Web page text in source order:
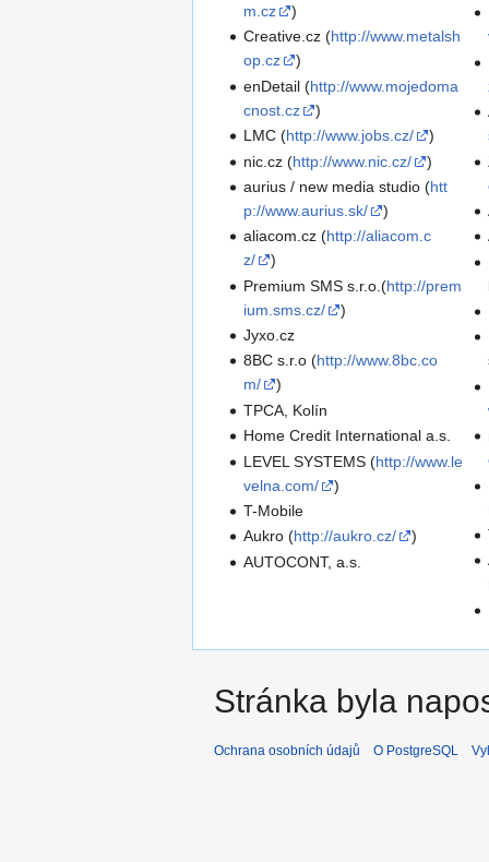
m.cz
)
Creative.cz (http://www.metalsh
op.cz
)
enDetail (http://www.mojedoma
cnost.cz
)
LMC (http://www.jobs.cz/
)
nic.cz (http://www.nic.cz/
)
aurius / new media studio (htt
p://www.aurius.sk/
)
aliacom.cz (http://aliacom.c
z/
)
Premium SMS s.r.o.(http://prem
ium.sms.cz/
)
Jyxo.cz
8BC s.r.o (http://www.8bc.co
m/
)
TPCA, Kolín
Home Credit International a.s.
LEVEL SYSTEMS (http://www.le
velna.com/
)
T-Mobile
Aukro (http://aukro.cz/
)
AUTOCONT, a.s.
Stránka byla
Ochrana osobních údajů O PostgreSQL